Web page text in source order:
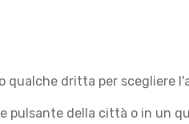
qualche dritta per scegliere
pulsante della città o in un